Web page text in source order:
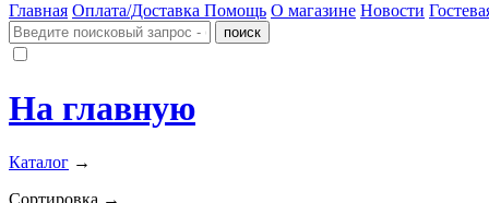
Главная Оплата/Доставка Помощь О магазине Новости
На главную
Каталог →
Сортировка →